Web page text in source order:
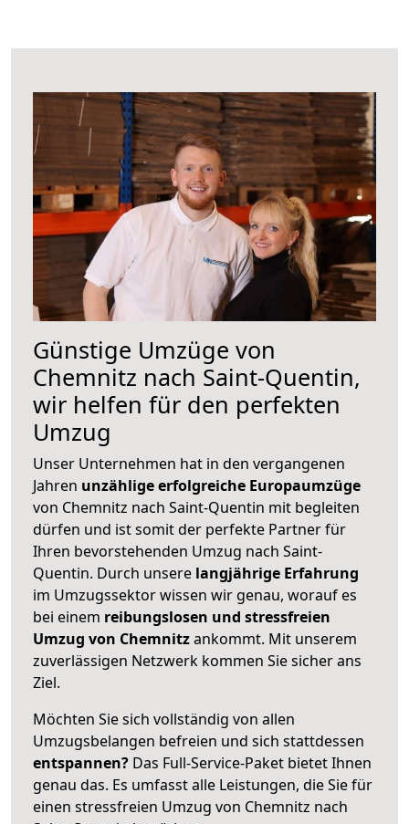
Günstige Umzüge von
Chemnitz nach Saint-Quentin,
wir helfen für den perfekten
Umzug
Unser Unternehmen hat in den vergangenen
Jahren unzählige erfolgreiche Europaumzüge
von Chemnitz nach Saint-Quentin mit begleiten
dürfen und ist somit der perfekte Partner für
Ihren bevorstehenden Umzug nach Saint-
Quentin. Durch unsere langjährige Erfahrung
im Umzugssektor wissen wir genau, worauf es
bei einem reibungslosen und stressfreien
Umzug von Chemnitzankommt. Mit unserem
zuverlässigen Netzwerk kommen Sie sicher ans
Ziel.
Möchten Sie sich vollständig von allen
Umzugsbelangen befreien und sich stattdessen
entspannen? Das Full-Service-Paket bietet Ihnen
genau das. Es umfasst alle Leistungen, die Sie für
einen stressfreien Umzug von Chemnitz nach